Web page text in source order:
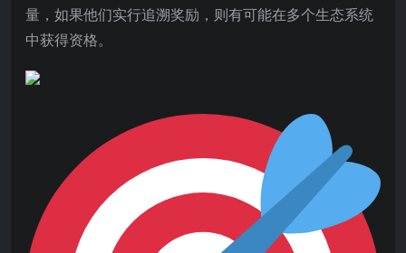
量，如果他们实行追溯奖励，则有可能在多个生态系统
中获得资格。